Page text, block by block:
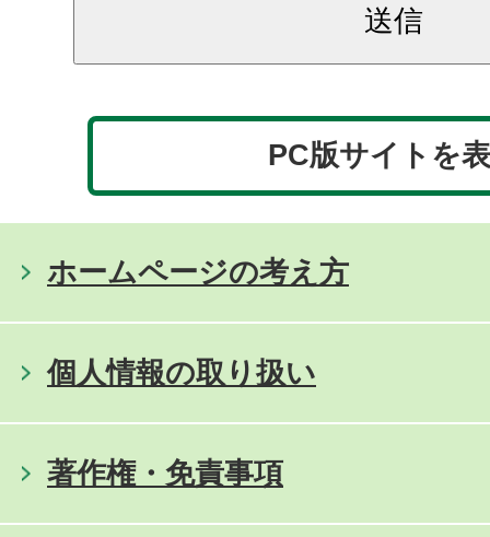
PC版サイトを
ホームページの考え方
個人情報の取り扱い
著作権・免責事項